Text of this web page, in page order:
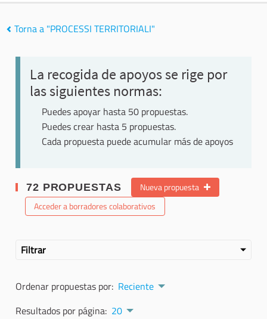
Torna a "PROCESSI TERRITORIALI"
La recogida de apoyos se rige por
las siguientes normas:
Puedes apoyar hasta 50 propuestas.
Puedes crear hasta 5 propuestas.
Cada propuesta puede acumular más de apoyos
72 PROPUESTAS
Nueva propuesta
Acceder a borradores colaborativos
Filtrar
Ordenar propuestas por: Reciente
Resultados por página: 20